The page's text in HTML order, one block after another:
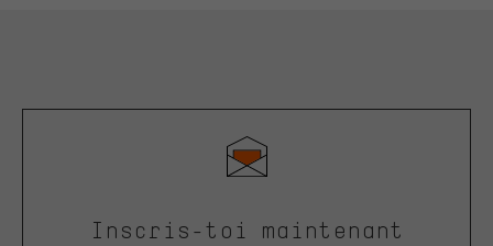
Inscris-toi maintenant